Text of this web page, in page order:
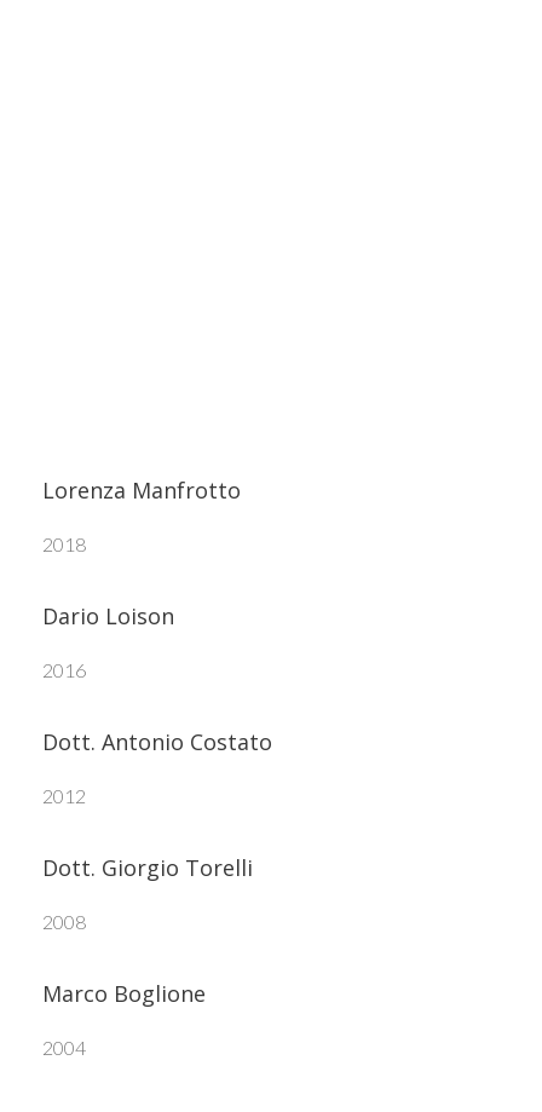
Lorenza Manfrotto
2018
Dario Loison
2016
Dott. Antonio Costato
2012
Dott. Giorgio Torelli
2008
Marco Boglione
2004